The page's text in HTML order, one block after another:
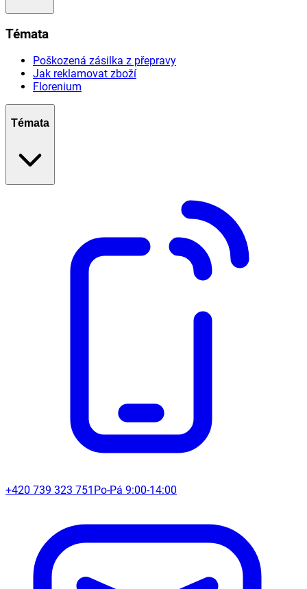
Témata
Poškozená zásilka z přepravy
Jak reklamovat zboží
Florenium
Témata
+420 739 323 751 Po-Pá 9:00-14:00